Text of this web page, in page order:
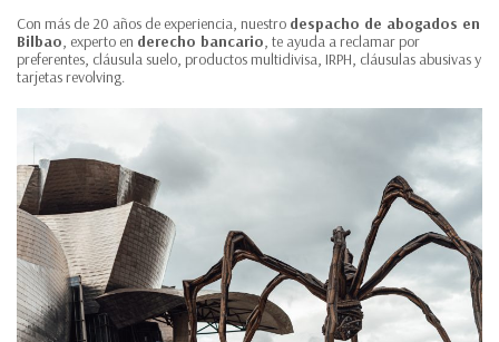
Con más de 20 años de experiencia, nuestro despacho de abogados en
Bilbao, experto en derecho bancario, te ayuda a reclamar por
preferentes, cláusula suelo, productos multidivisa, IRPH, cláusulas abusivas y
tarjetas revolving.